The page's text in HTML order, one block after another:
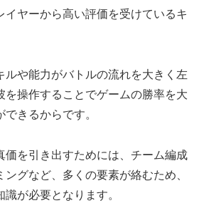
イヤーから高い評価を受けているキ
ルや能力がバトルの流れを大きく左
を操作することでゲームの勝率を大
きるからです。
価を引き出すためには、チーム編成
グなど、多くの要素が絡むため、
が必要となります。